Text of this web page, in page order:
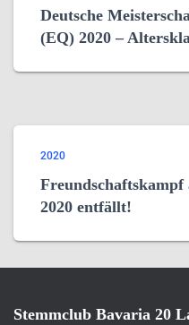
Deutsche
(EQ) 2020 –
2020
Freundschaftskampf
2020 entfällt!
Stemmclub Bavaria 20